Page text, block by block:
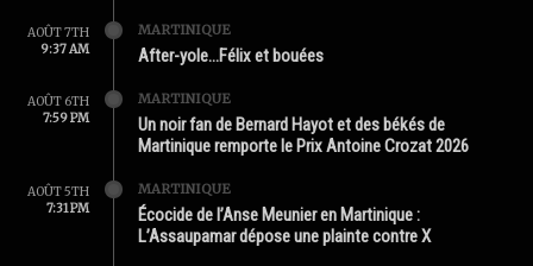
AOÛT 7TH
9:37 AM
MARTINIQUE
After-yole…Félix et bouées
AOÛT 6TH
7:59 PM
MARTINIQUE
Un noir fan de Bernard Hayot et des békés de
Martinique remporte le Prix Antoine Crozat 2026
AOÛT 5TH
7:31 PM
MARTINIQUE
Écocide de l’Anse Meunier en Martinique :
L’Assaupamar dépose une plainte contre X